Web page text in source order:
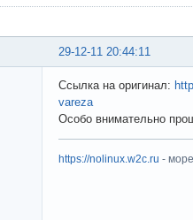
29-12-11 20:44:11
Ссылка на оригинал:
vareza
Особо внимательно
https://nolinux.w2c.ru -